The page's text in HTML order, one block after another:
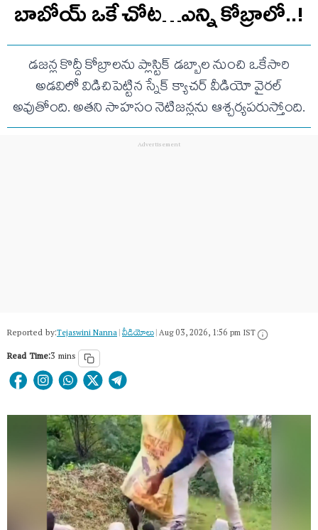
బాబోయ్ ఒకే చోట…ఎన్ని కోబ్రాలో..!
డజన్ల కొద్దీ కోబ్రాలను ప్లాస్టిక్ డబ్బాల నుంచి ఒకేసారి
అడవిలో విడిచిపెట్టిన స్నేక్ క్యాచర్ వీడియో వైరల్
అవుతోంది. అతని సాహసం నెటిజన్లను ఆశ్చర్యపరుస్తోంది.
Reported by:Tejaswini Nanna|వీడియోలు|Aug 03, 2026, 1:56 pm IST
Read Time:3 mins